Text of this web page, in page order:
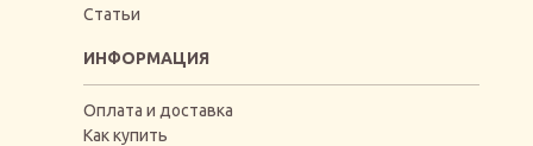
Статьи
ИНФОРМАЦИЯ
Оплата и доставка
Как купить